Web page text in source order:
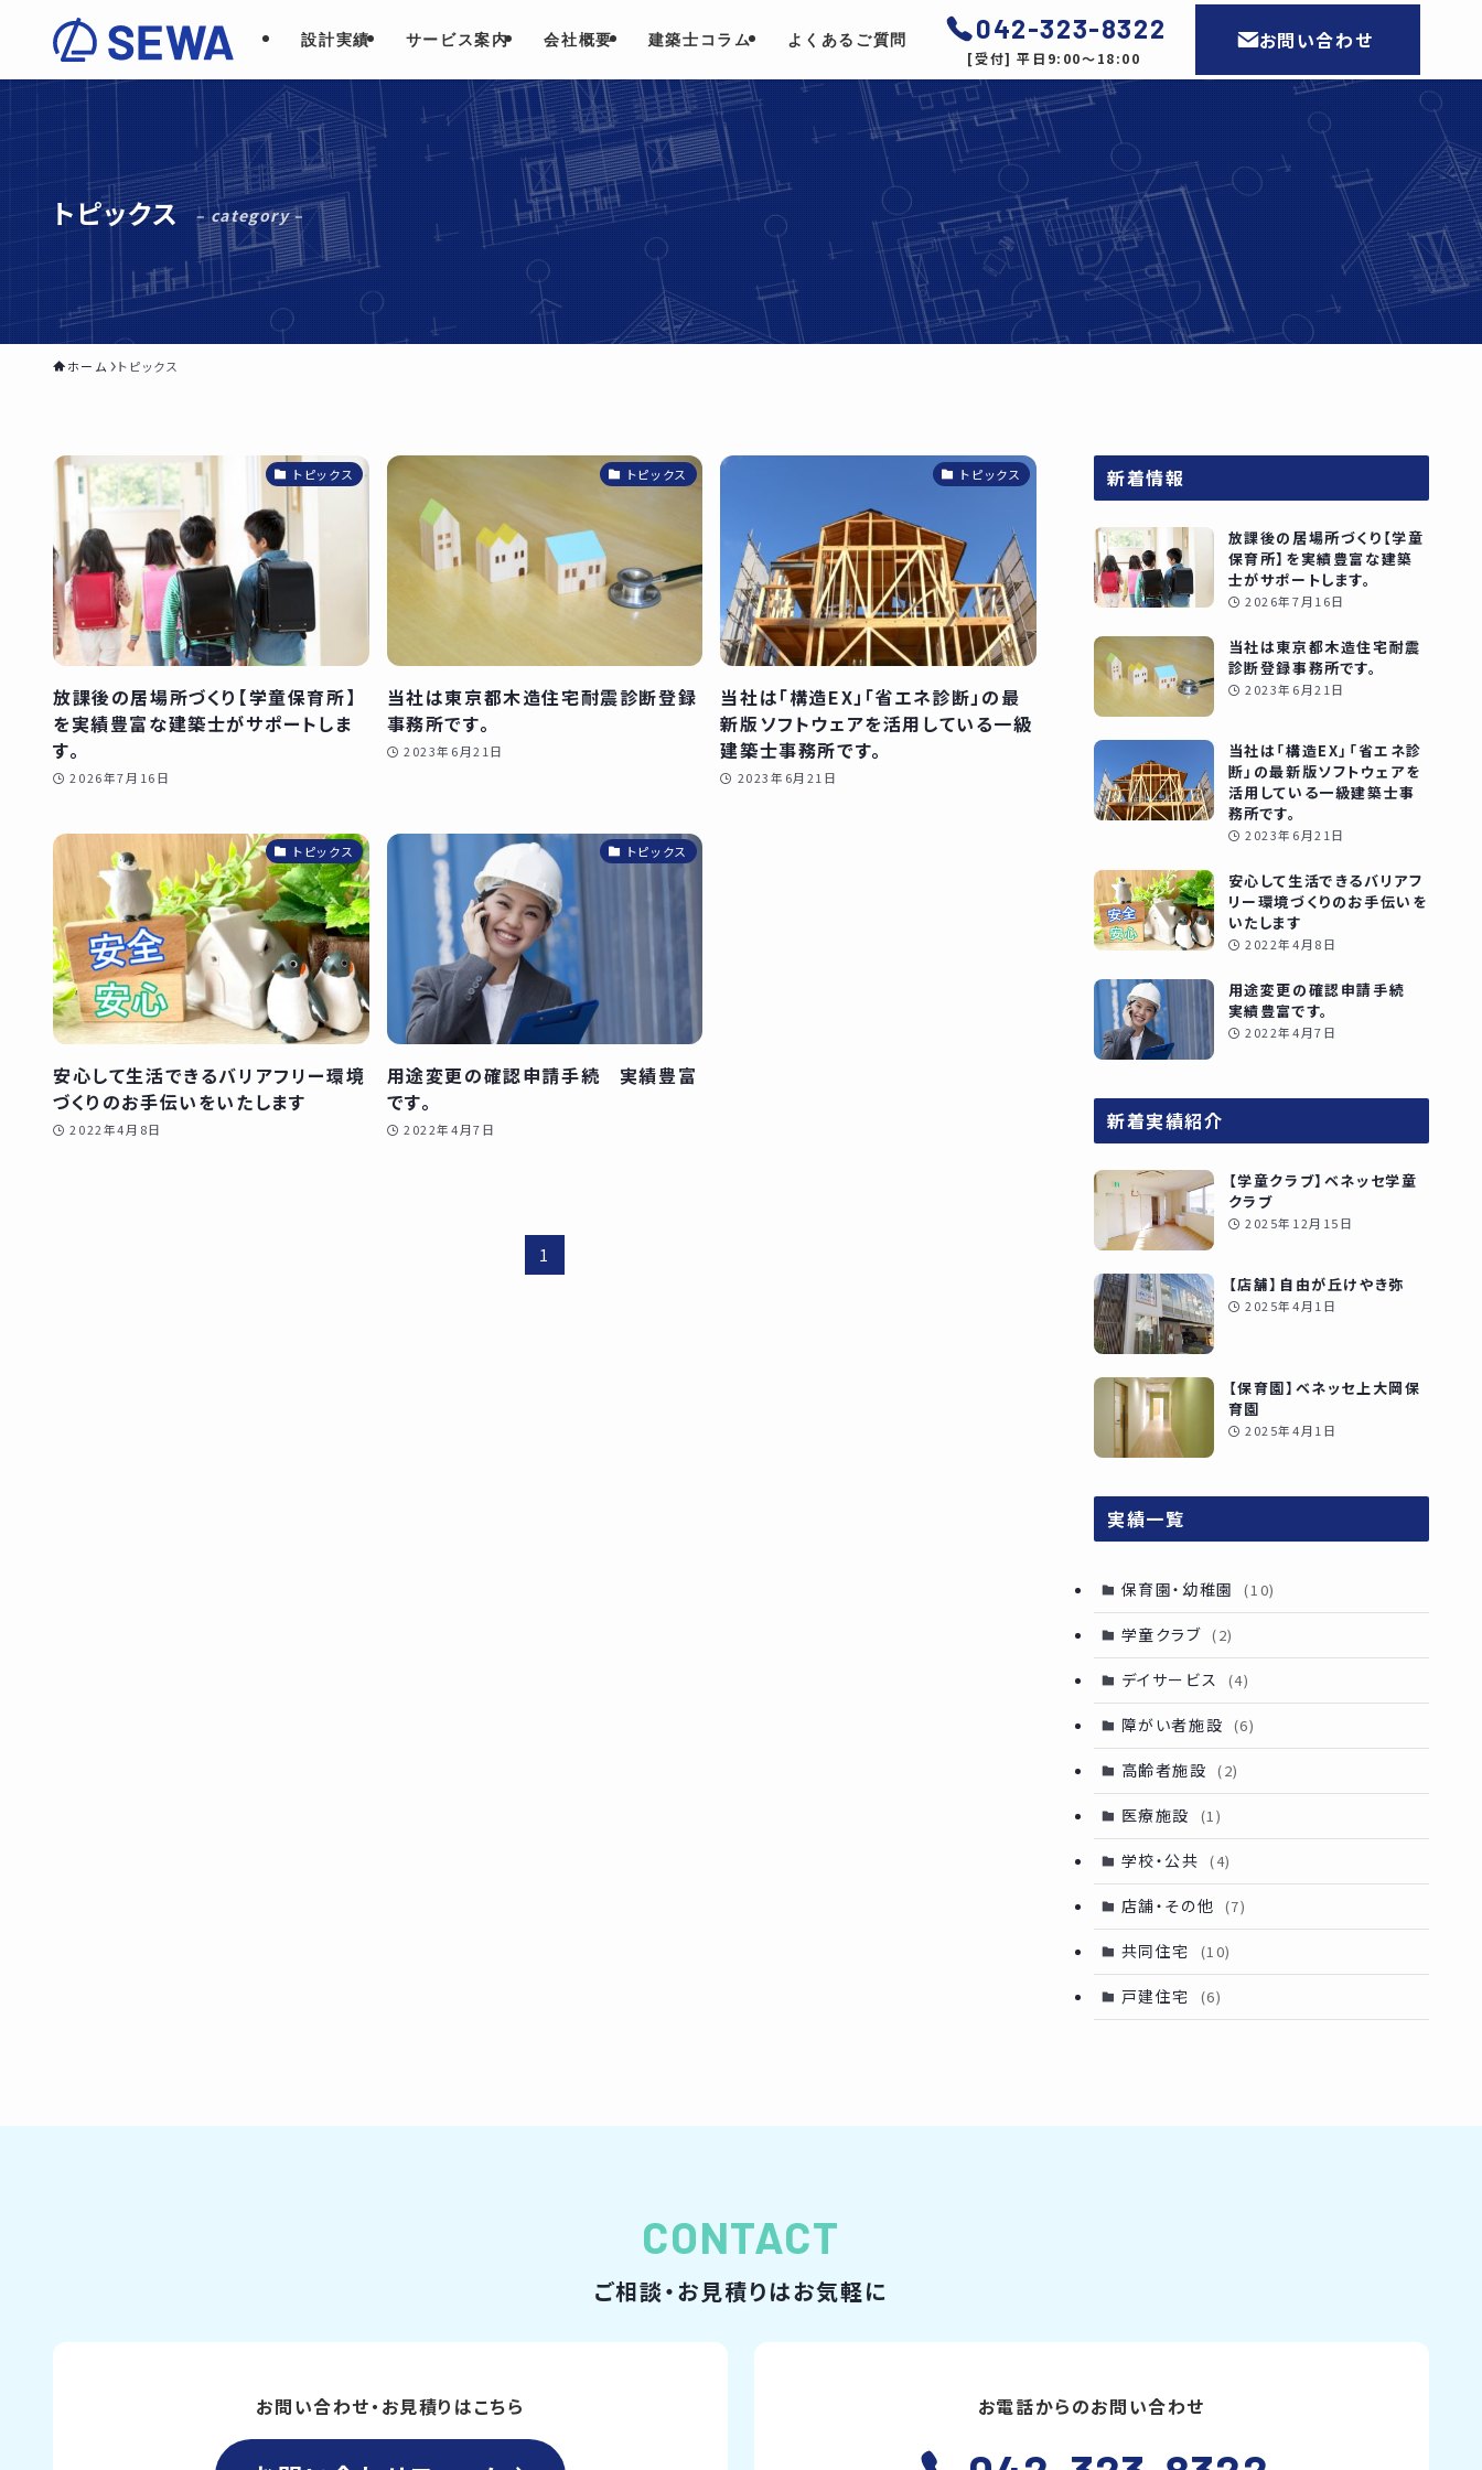
設計実績 サービス案内 会社概要 建築士コラム よくあるご質問 042-323-8322
[受付] 平日9:00〜18:00
お問い合わせ
トピックス – category –
ホーム トピックス
トピックス
放課後の居場所づくり【学童保育所】
を実績豊富な建築士がサポートしま
す。
2026年7月16日
トピックス
当社は東京都木造住宅耐震診断登録
事務所です。
2023年6月21日
トピックス
当社は「構造EX」「省エネ診断」の最
新版ソフトウェアを活用している一級
建築士事務所です。
2023年6月21日
トピックス
安心して生活できるバリアフリー環境
づくりのお手伝いをいたします
2022年4月8日
トピックス
用途変更の確認申請手続 実績豊富
です。
2022年4月7日
1
新着情報
放課後の居場所づくり【学童
保育所】を実績豊富な建築
士がサポートします。
2026年7月16日
当社は東京都木造住宅耐震
診断登録事務所です。
2023年6月21日
当社は「構造EX」「省エネ診
断」の最新版ソフトウェアを
活用している一級建築士事
務所です。
2023年6月21日
安心して生活できるバリアフ
リー環境づくりのお手伝いを
いたします
2022年4月8日
用途変更の確認申請手続
実績豊富です。
2022年4月7日
新着実績紹介
【学童クラブ】ベネッセ学童
クラブ
2025年12月15日
【店舗】自由が丘けやき弥
2025年4月1日
【保育園】ベネッセ上大岡保
育園
2025年4月1日
実績一覧
保育園・幼稚園 (10)
学童クラブ (2)
デイサービス (4)
障がい者施設 (6)
高齢者施設 (2)
医療施設 (1)
学校・公共 (4)
店舗・その他 (7)
共同住宅 (10)
戸建住宅 (6)
CONTACT
ご相談・お見積りはお気軽に
お問い合わせ・お見積りはこちら お電話からのお問い合わせ